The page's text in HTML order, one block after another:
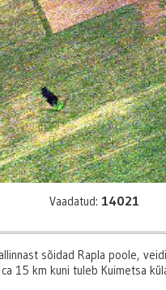
Vaadatud: 14021
sõidad Rapla poole,
15 km kuni tuleb Kuimetsa